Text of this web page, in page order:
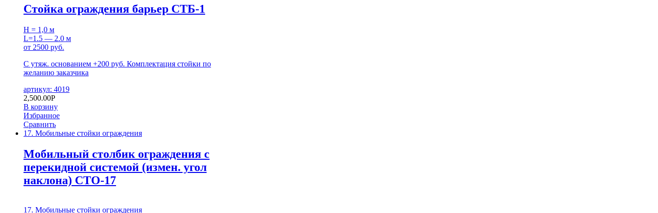
Стойка ограждения барьер СТБ-1
H = 1,0 м
L=1.5 — 2.0 м
от 2500 руб.
С утяж. основанием +200 руб. Комплектация стойки по
желанию заказчика
артикул: 4019
2,500.00Р
В корзину
Избранное
Сравнить
17. Мобильные стойки ограждения
Мобильный столбик ограждения с
перекидной системой (измен. угол
наклона) СТО-17
17. Мобильные стойки ограждения